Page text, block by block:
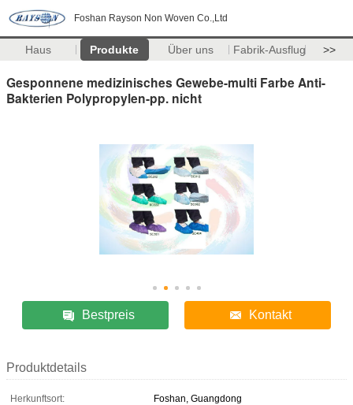
Foshan Rayson Non Woven Co.,Ltd
Haus Produkte Über uns Fabrik-Ausflug >>
Gesponnene medizinisches Gewebe-multi Farbe Anti-
Bakterien Polypropylen-pp. nicht
Bestpreis Kontakt
Produktdetails
Herkunftsort:
Foshan, Guangdong